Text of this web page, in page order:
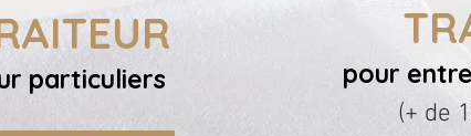
particuliers pour
(+ de